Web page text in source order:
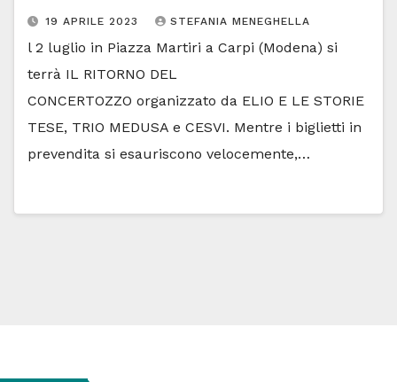
19 APRILE 2023 STEFANIA MENEGHELLA
l 2 luglio in Piazza Martiri a Carpi (Modena) si
terrà IL RITORNO DEL
CONCERTOZZO organizzato da ELIO E LE STORIE
TESE, TRIO MEDUSA e CESVI. Mentre i biglietti in
prevendita si esauriscono velocemente,…